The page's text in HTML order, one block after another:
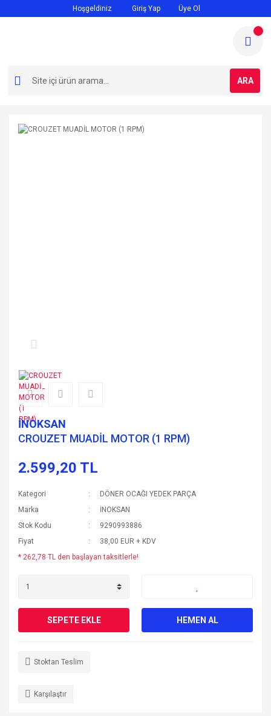
Hoşgeldiniz Giriş Yap Üye Ol
ARA
İNOKSAN
CROUZET MUADİL MOTOR (1 RPM)
2.599,20 TL
Kategori
DÖNER OCAĞI YEDEK PARÇA
Marka
İNOKSAN
Stok Kodu
9290993886
Fiyat
38,00 EUR + KDV
* 262,78 TL den başlayan taksitlerle!
SEPETE EKLE HEMEN AL
Stoktan Teslim
Karşılaştır